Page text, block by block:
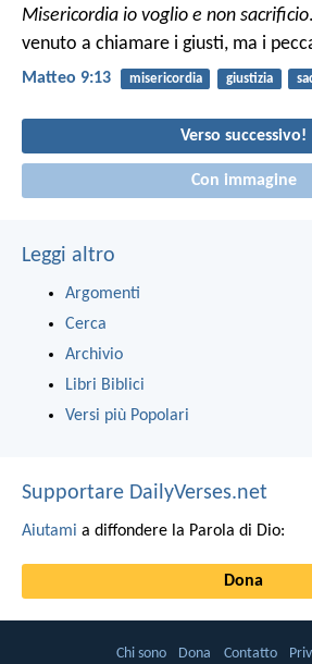
Misericordia io voglio e non sacrificio
venuto a chiamare i giusti, ma i
Matteo 9:13 misericordia giustizia
Verso successivo!
Con immagine
Leggi altro
Argomenti
Cerca
Archivio
Libri Biblici
Versi più Popolari
Supportare DailyVerses.net
Aiutami a diffondere la Parola di Dio:
Dona
Chi sono Dona Contatto